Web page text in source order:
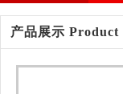
产品展示 Product